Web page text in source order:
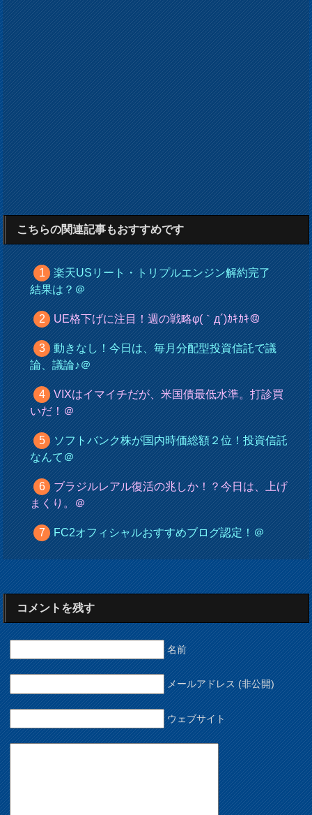
こちらの関連記事もおすすめです
楽天USリート・トリプルエンジン解約完了
結果は？＠
UE格下げに注目！週の戦略φ(｀д´)ｶｷｶｷ＠
動きなし！今日は、毎月分配型投資信託で議
論、議論♪＠
VIXはイマイチだが、米国債最低水準。打診買
いだ！＠
ソフトバンク株が国内時価総額２位！投資信託
なんて＠
ブラジルレアル復活の兆しか！？今日は、上げ
まくり。＠
FC2オフィシャルおすすめブログ認定！＠
コメントを残す
名前
メールアドレス (非公開)
ウェブサイト